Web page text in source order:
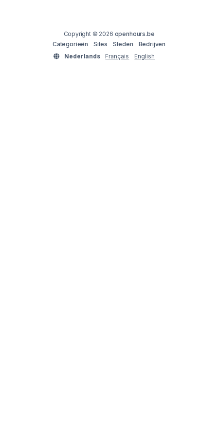
Copyright © 2026 openhours.be
Categorieën
Sites Steden
Bedrijven
Nederlands
Français English